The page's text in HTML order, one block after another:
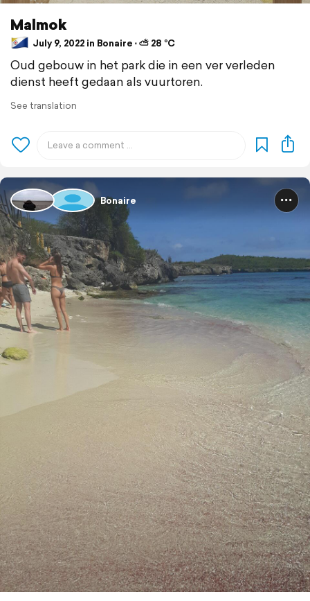
Malmok
July 9, 2022 in Bonaire ⋅ ⛅ 28 °C
Oud gebouw in het park die in een ver verleden
dienst heeft gedaan als vuurtoren.
See translation
Bonaire